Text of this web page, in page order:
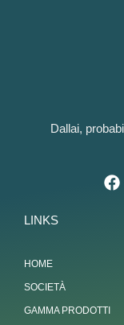
Dallai,
LINKS
HOME
SOCIETÀ
GAMMA PRODOTTI